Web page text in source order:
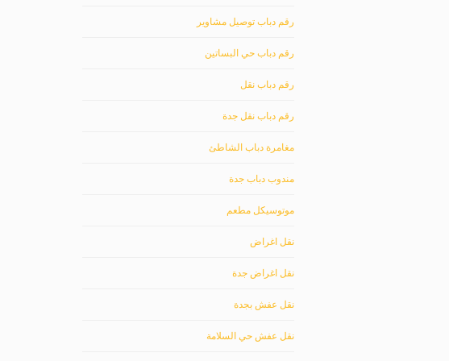
رقم دباب توصيل مشاوير
رقم دباب حي البساتين
رقم دباب نقل
رقم دباب نقل جدة
مغامرة دباب الشاطئ
مندوب دباب جدة
موتوسيكل مطعم
نقل اغراض
نقل اغراض جدة
نقل عفش بجدة
نقل عفش حي السلامة